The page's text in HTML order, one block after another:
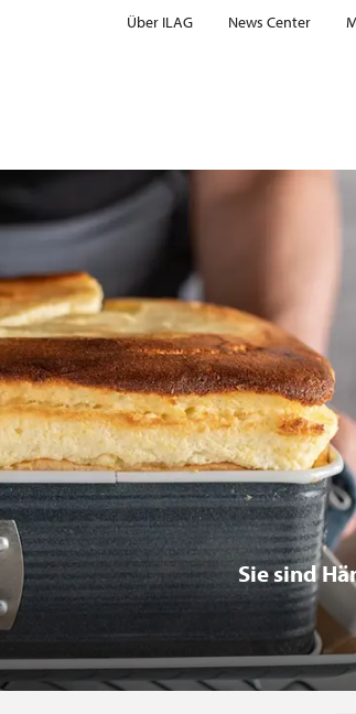
Über ILAG News Center
Cookware PTFE
Cookware Ceramic
Hexashield
Bakeware Coil
Bakeware Spray
Sie sind